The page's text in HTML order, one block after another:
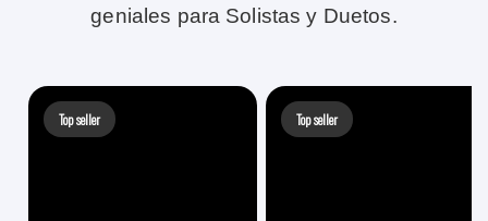
geniales para Solistas y Duetos.
Top seller Top seller